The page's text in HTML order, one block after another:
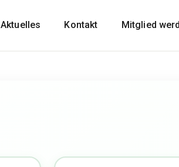
Aktuelles Kontakt Mitglied